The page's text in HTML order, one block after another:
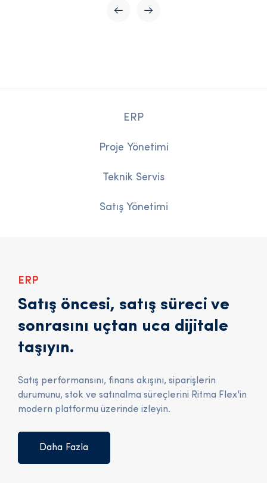
ERP
Proje Yönetimi
Teknik Servis
Satış Yönetimi
ERP
Satış öncesi, satış süreci ve
sonrasını uçtan uca dijitale
taşıyın.
Satış performansını, finans akışını, siparişlerin
durumunu, stok ve satınalma süreçlerini Ritma Flex'in
modern platformu üzerinde izleyin.
Daha Fazla